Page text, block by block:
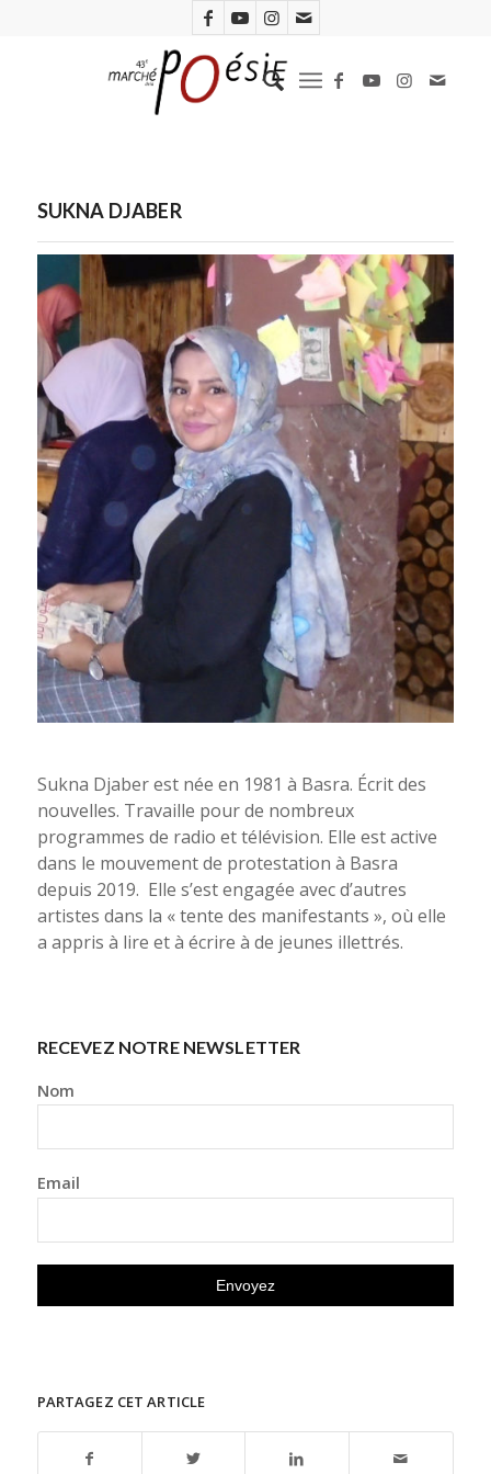
SUKNA DJABER
Sukna Djaber. Photo D.R.
Sukna Djaberest née en 1981 à Basra. Écrit des
nouvelles. Travaille pour de nombreux
programmes de radio et télévision. Elle est active
dans le mouvement de protestation à Basra
depuis 2019. Elle s’est engagée avec d’autres
artistes dans la « tente des manifestants », où elle
a appris à lire et à écrire à de jeunes illettrés.
RECEVEZ NOTRE NEWSLETTER
Nom
Email
PARTAGEZ CET ARTICLE